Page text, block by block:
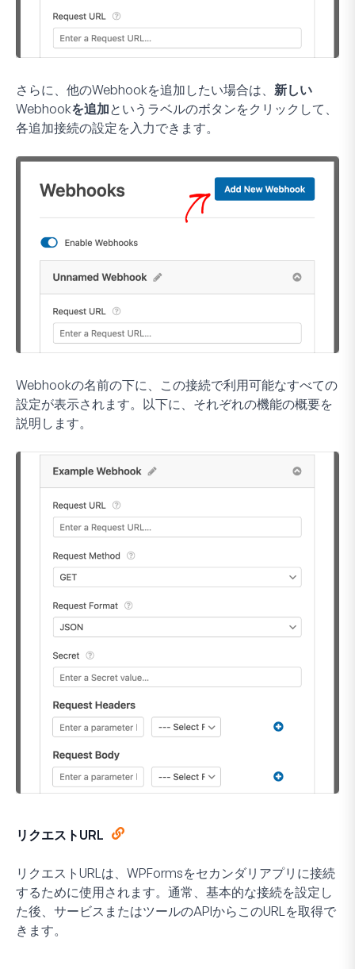
さらに、他のWebhookを追加したい場合は、 新しい
Webhookを追加というラベルのボタンをクリックして、
各追加接続の設定を入力できます。
Webhookの名前の下に、この接続で利用可能なすべての
設定が表示されます。以下に、それぞれの機能の概要を
説明します。
リクエストURL
リクエストURLは、WPFormsをセカンダリアプリに接続
するために使用されます。通常、基本的な接続を設定し
た後、サービスまたはツールのAPIからこのURLを取得で
きます。